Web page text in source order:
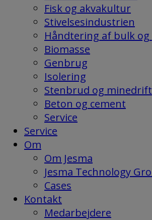
Fisk og akvakultur
Stivelsesindustrien
Håndtering af bulk
Biomasse
Genbrug
Isolering
Stenbrud og minedrift
Beton og cement
Service
Service
Om
Om Jesma
Jesma Technology
Cases
Kontakt
Medarbejdere